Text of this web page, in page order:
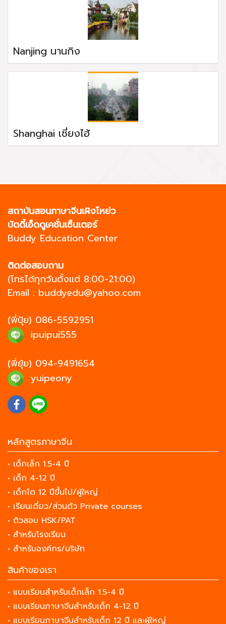
Nanjing นานกิง
Shanghai เซี่ยงไฮ้
สถาบันสอนภาษาจีนเผิงโหย่ว
บัดดี้เอ็ดดูเคชั่นเซ็นเตอร์
Buddy Education Center
ติดต่อสอบถาม
(โทรได้ทุกวันตั้งแต่ 8:00-21:00)
Email : buddyedu@yahoo.com
(พี่ปุ้ย) 086-5592951
ipuipui555
(พี่ยุ้ย) 094-9491654
yuipeony
หลักสูตรภาษาจีน
• เด็กเล็ก 1.5-4 ปี
• เด็ก 4-12 ปี
• เด็กโต 12 ปีขึ้นไป/ผู้ใหญ่
• เรียนเดี่ยว/ส่วนตัว Private courses
• ติวสอบ HSK/PAT
• สำหรับโรงเรียน
• สำหรับองค์กร/บริษัท
สินค้าของเรา
• แบบเรียนสำหรับเด็กเล็ก 1.5-4 ปี
• แบบเรียนภาษาจีนสำหรับเด็ก 4-12 ปี
• แบบเรียนภาษาจีนสำหรับเด็ก 12 ปี และผู้ใหญ่